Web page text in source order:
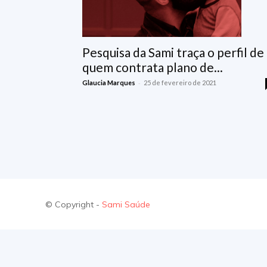
Pesquisa da Sami traça o perfil de
quem contrata plano de...
Glaucia Marques - 25 de fevereiro de 2021
© Copyright - Sami Saúde